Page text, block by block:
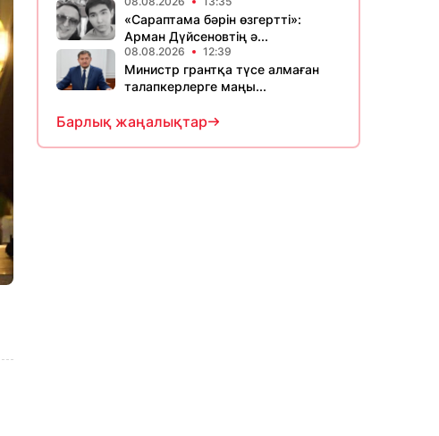
«Сараптама бәрін өзгертті»:
Арман Дүйсеновтің ә...
08.08.2026 12:39
Министр грантқа түсе алмаған
талапкерлерге маңы...
Барлық жаңалықтар